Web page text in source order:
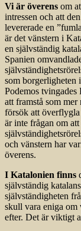
Vi är överens om
intressen och att
levererade en
är det vänstern i
en självständig
Spanien
som borgerligheten
Podemos
att framstå som
försök att
är inte frågan om
och vänstern har
överens.
I Katalonien finns
självständig
självständigheten
skull vara eniga om
efter. Det är viktigt